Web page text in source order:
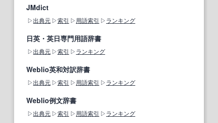
JMdict
出典元 索引 用語索引 ランキング
日英・英日専門用語辞書
出典元 索引 ランキング
Weblio英和対訳辞書
出典元 索引 用語索引 ランキング
Weblio例文辞書
出典元 索引 用語索引 ランキング